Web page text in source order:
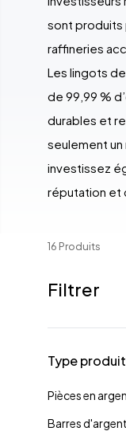
sont produits
raffineries
Les lingots
de 99,99 %
durables et
seulement
investissez
réputation et
16 Produits
Filtrer
Type produit
Pièces en
Barres d'argent